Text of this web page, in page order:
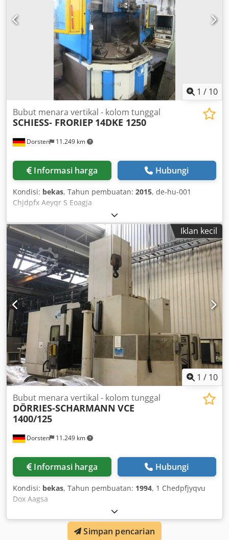
1 / 10
Dorsten 11.249 km
Bubut menara vertikal - kolom tunggal
SCHIESS- FRORIEP 14DKE 1250
Informasi harga Hubungi
Kondisi: bekas, Tahun pembuatan: 2015, de-hu-001
Chjdpfx Aeyqr S Eoagja
Iklan kecil
1 / 10
Dorsten 11.249 km
Bubut menara vertikal - kolom tunggal
DÖRRIES-SCHARMANN VCE
1400/125
Informasi harga Hubungi
Kondisi: bekas, Tahun pembuatan: 1994, 1 Chedpfjyqvu
Dox Aagsa
Simpan pencarian